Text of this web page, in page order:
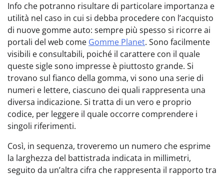
Info che potranno risultare di particolare importanza e
utilità nel caso in cui si debba procedere con l’acquisto
di nuove gomme auto: sempre più spesso si ricorre ai
portali del web come Gomme Planet. Sono facilmente
visibili e consultabili, poiché il carattere con il quale
queste sigle sono impresse è piuttosto grande. Si
trovano sul fianco della gomma, vi sono una serie di
numeri e lettere, ciascuno dei quali rappresenta una
diversa indicazione. Si tratta di un vero e proprio
codice, per leggere il quale occorre comprendere i
singoli riferimenti.
Così, in sequenza, troveremo un numero che esprime
la larghezza del battistrada indicata in millimetri,
seguito da un’altra cifra che rappresenta il rapporto tra